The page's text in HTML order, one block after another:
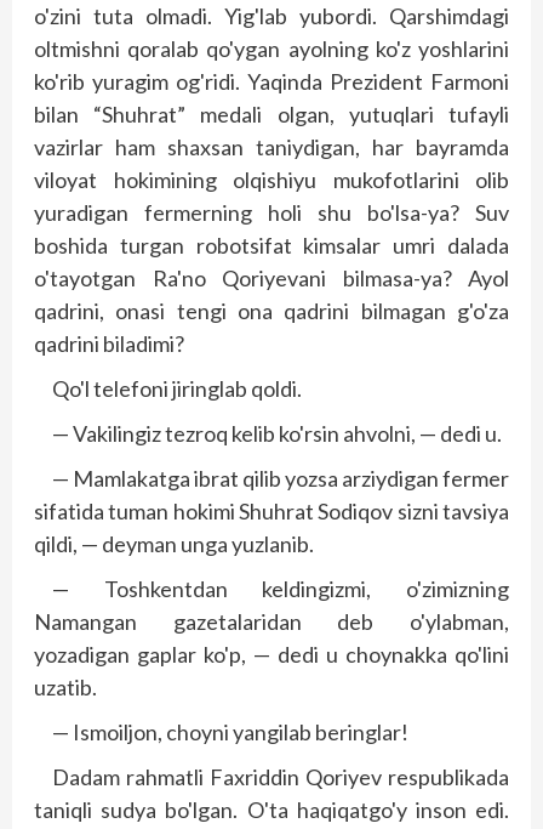
o'zini tuta olmadi. Yig'lab yubordi. Qarshimdagi
oltmishni qoralab qo'ygan ayolning ko'z yoshlarini
ko'rib yuragim og'ridi. Yaqinda Prezident Farmoni
bilan “Shuhrat” medali olgan, yutuqlari tufayli
vazirlar ham shaxsan taniydigan, har bayramda
viloyat hokimining olqishiyu mukofotlarini olib
yuradigan fermerning holi shu bo'lsa-ya? Suv
boshida turgan robotsifat kimsalar umri dalada
o'tayotgan Ra'no Qoriyevani bilmasa-ya? Ayol
qadrini, onasi tengi ona qadrini bilmagan g'o'za
qadrini biladimi?
Qo'l telefoni jiringlab qoldi.
— Vakilingiz tezroq kelib ko'rsin ahvolni, — dedi u.
— Mamlakatga ibrat qilib yozsa arziydigan fermer
sifatida tuman hokimi Shuhrat Sodiqov sizni tavsiya
qildi, — deyman unga yuzlanib.
— Toshkentdan keldingizmi, o'zimizning
Namangan gazetalaridan deb o'ylabman,
yozadigan gaplar ko'p, — dedi u choynakka qo'lini
uzatib.
— Ismoiljon, choyni yangilab beringlar!
Dadam rahmatli Faxriddin Qoriyev respublikada
taniqli sudya bo'lgan. O'ta haqiqatgo'y inson edi.